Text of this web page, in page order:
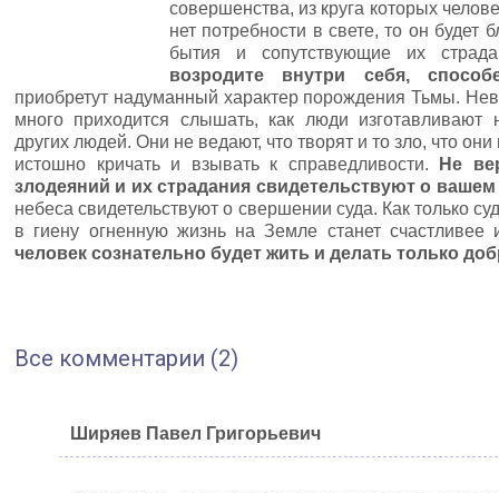
совершенства, из круга которых
нет потребности в свете, то он будет
бытия и сопутствующие их
возродите внутри себя,
приобретут надуманный характер порождения Тьмы.
много приходится слышать, как люди изготавливают
других людей. Они не ведают, что творят и то зло, что
истошно кричать и взывать к справедливости.
Не
злодеяний и их страдания свидетельствуют о вашем
небеса свидетельствуют о свершении суда. Как только
в гиену огненную жизнь на Земле станет счастливее
человек сознательно будет жить и делать только
Все комментарии (2)
Ширяев Павел Григорьевич